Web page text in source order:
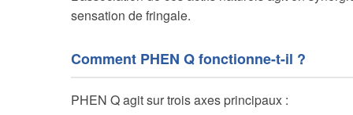
sensation de fringale.
Comment PHEN Q fonctionne-t-il ?
PHEN Q agit sur trois axes principaux :